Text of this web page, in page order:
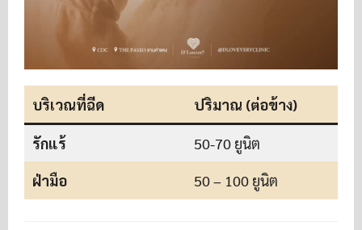
บริเวณที่ฉีด ปริมาณ (ต่อข้าง)
รักแร้ 50-70 ยูนิต
ฝ่ามือ
50 – 100 ยูนิต